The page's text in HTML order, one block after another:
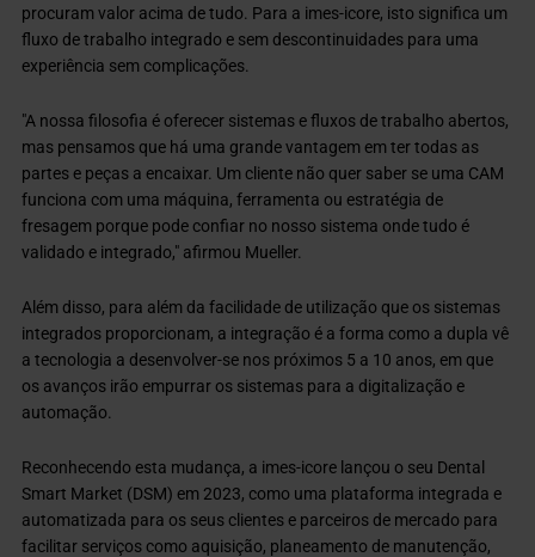
procuram valor acima de tudo. Para a imes-icore, isto significa um
fluxo de trabalho integrado e sem descontinuidades para uma
experiência sem complicações.
"A nossa filosofia é oferecer sistemas e fluxos de trabalho abertos,
mas pensamos que há uma grande vantagem em ter todas as
partes e peças a encaixar. Um cliente não quer saber se uma CAM
funciona com uma máquina, ferramenta ou estratégia de
fresagem porque pode confiar no nosso sistema onde tudo é
validado e integrado," afirmou Mueller.
Além disso, para além da facilidade de utilização que os sistemas
integrados proporcionam, a integração é a forma como a dupla vê
a tecnologia a desenvolver-se nos próximos 5 a 10 anos, em que
os avanços irão empurrar os sistemas para a digitalização e
automação.
Reconhecendo esta mudança, a imes-icore lançou o seu Dental
Smart Market (DSM) em 2023, como uma plataforma integrada e
automatizada para os seus clientes e parceiros de mercado para
facilitar serviços como aquisição, planeamento de manutenção,